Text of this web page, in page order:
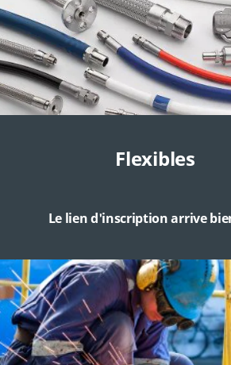
Flexibles
Le lien d'inscription arrive